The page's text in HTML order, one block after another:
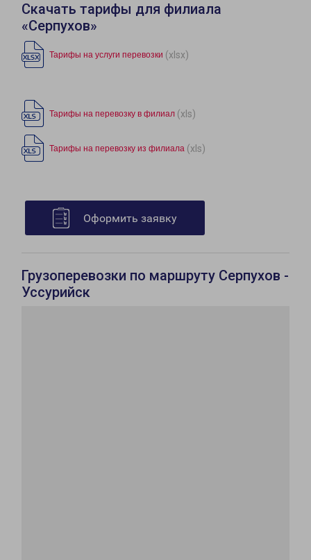
Скачать тарифы для филиала
«Серпухов»
Тарифы на услуги перевозки (xlsx)
Тарифы на перевозку в филиал (xls)
Тарифы на перевозку из филиала (xls)
Оформить заявку
Грузоперевозки по маршруту Серпухов -
Уссурийск